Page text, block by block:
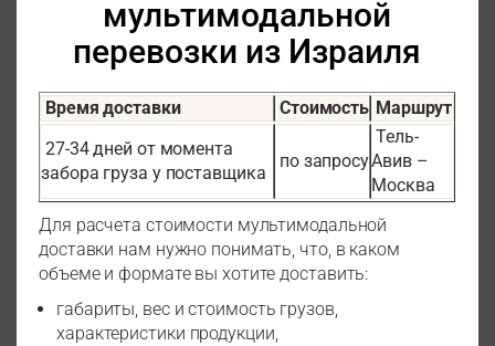
мультимодальной
перевозки из Израиля
Время доставки Стоимость Маршрут
27-34 дней от момента
забора груза у поставщика
по запросу
Тель-
Авив –
Москва
Для расчета стоимости мультимодальной
доставки нам нужно понимать, что, в каком
объеме и формате вы хотите доставить:
габариты, вес и стоимость грузов,
характеристики продукции,